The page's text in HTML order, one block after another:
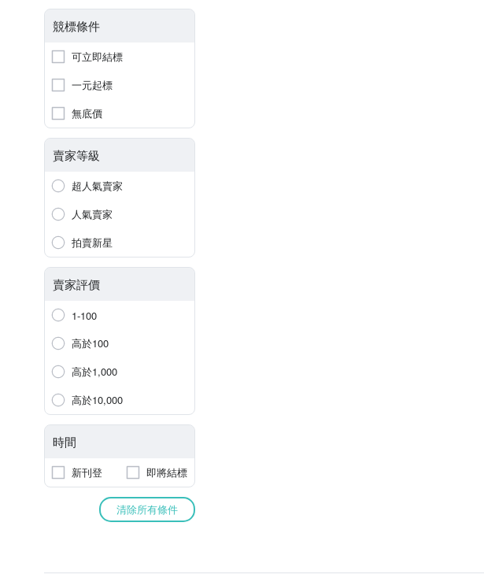
競標條件
可立即結標
一元起標
無底價
賣家等級
超人氣賣家
人氣賣家
拍賣新星
賣家評價
1-100
高於100
高於1,000
高於10,000
時間
新刊登 即將結標
清除所有條件